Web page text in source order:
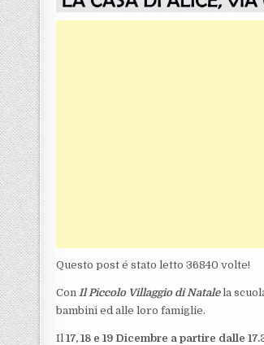
Questo post é stato letto 36840 volte!
ConIl Piccolo Villaggio di Natalela
bambini ed alle loro famiglie.
Il 17, 18 e 19 Dicembre a partire dalle